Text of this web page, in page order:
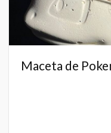
Maceta de